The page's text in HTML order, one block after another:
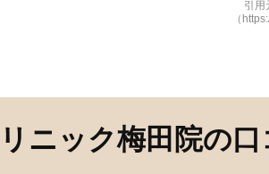
引用
（
ニック梅田院の口